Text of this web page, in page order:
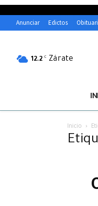
Anunciar Edictos
12.2 C Zárate
Inicio